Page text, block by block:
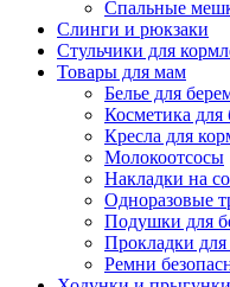
Спальные
Слинги и рюкзаки
Стульчики для
Товары для мам
Белье для
Косметика
Кресла для
Молокоотсосы
Накладки на
Одноразовые
Подушки для
Прокладки для
Ремни